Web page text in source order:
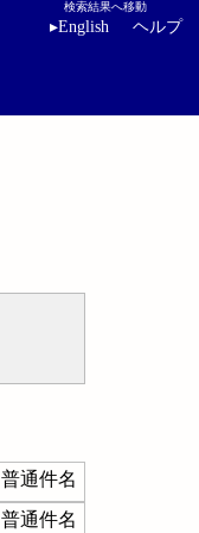
検索結果へ移動
▸English ヘルプ
普通件名
普通件名